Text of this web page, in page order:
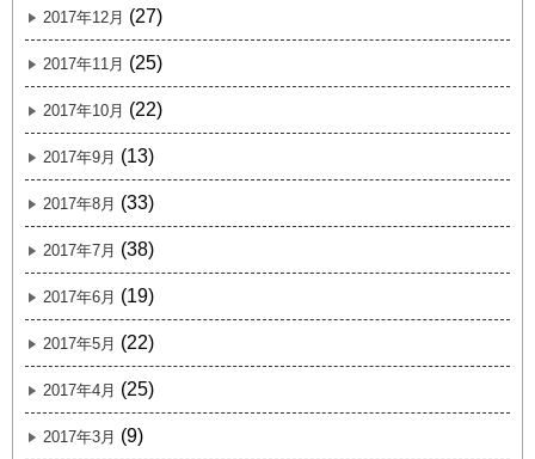
2017年12月 (27)
2017年11月 (25)
2017年10月 (22)
2017年9月 (13)
2017年8月 (33)
2017年7月 (38)
2017年6月 (19)
2017年5月 (22)
2017年4月 (25)
2017年3月 (9)